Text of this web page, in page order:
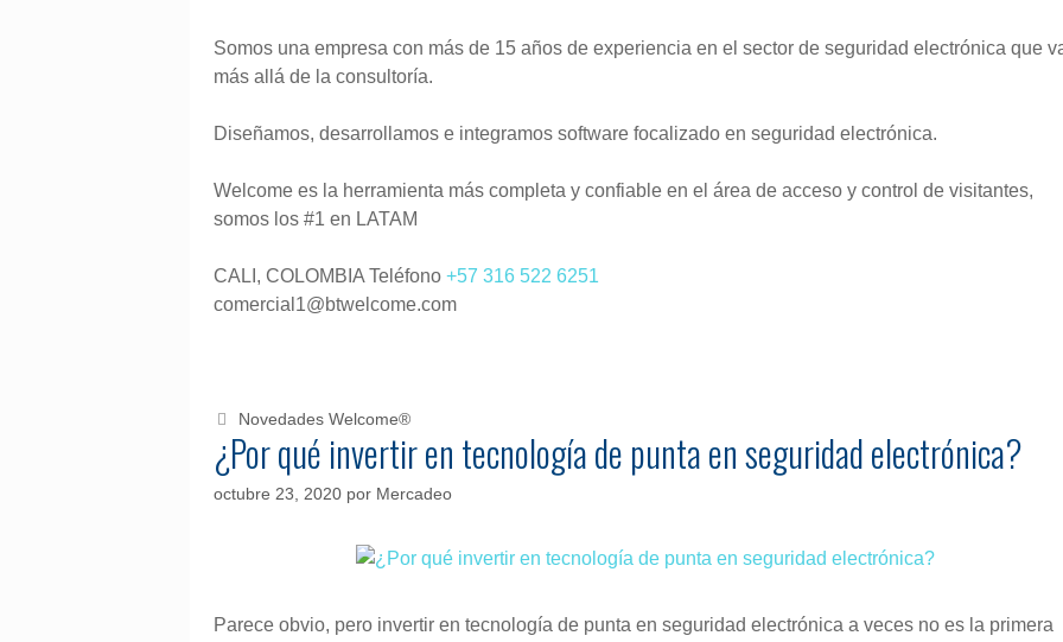
Somos una empresa con más de 15 años de experiencia en el sector de seguridad electrónica que
más allá de la consultoría.
Diseñamos, desarrollamos e integramos software focalizado en seguridad electrónica.
Welcome es la herramienta más completa y confiable en el área de acceso y control de visitantes,
somos los #1 en LATAM
CALI, COLOMBIA Teléfono +57 316 522 6251
comercial1@btwelcome.com
C
a
e
s
Novedades Welcome®
¿Por qué invertir en tecnología de punta en seguridad electrónica?
octubre 23, 2020 por Mercadeo
Parece obvio, pero invertir en tecnología de punta en seguridad electrónica a veces no es la primera